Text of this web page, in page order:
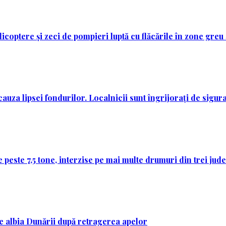
și zeci de pompieri luptă cu flăcările în zone greu
lipsei fondurilor. Localnicii sunt îngrijorați de
7,5 tone, interzise pe mai multe drumuri din trei
albia Dunării după retragerea apelor